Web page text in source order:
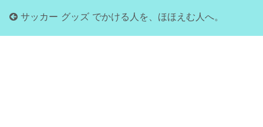
サッカー グッズ でかける人を、ほほえむ人へ。